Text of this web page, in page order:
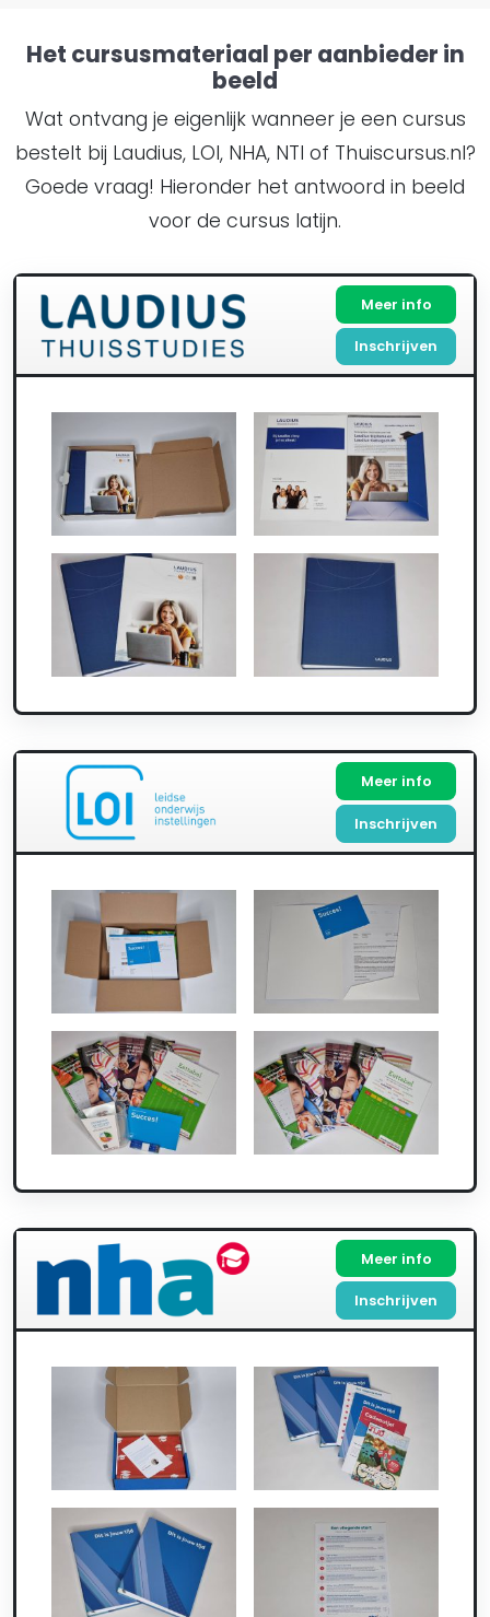
Het cursusmateriaal per aanbieder in
beeld
Wat ontvang je eigenlijk wanneer je een cursus
bestelt bij Laudius, LOI, NHA, NTI of Thuiscursus.nl?
Goede vraag! Hieronder het antwoord in beeld
voor de cursus latijn.
Meer info
Inschrijven
Meer info
Inschrijven
Meer info
Inschrijven